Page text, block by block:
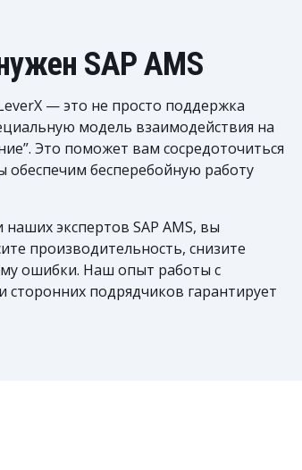
SAP AMS
— это не просто поддержка
модель взаимодействия на
Это поможет вам сосредоточиться
обеспечим бесперебойную работу
экспертов SAP AMS, вы
производительность, снизите
ошибки. Наш опыт работы с
подрядчиков гарантирует